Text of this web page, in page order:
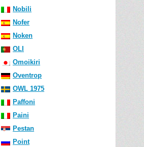
Nobili
Nofer
Noken
OLI
Omoikiri
Oventrop
OWL 1975
Paffoni
Paini
Pestan
Point